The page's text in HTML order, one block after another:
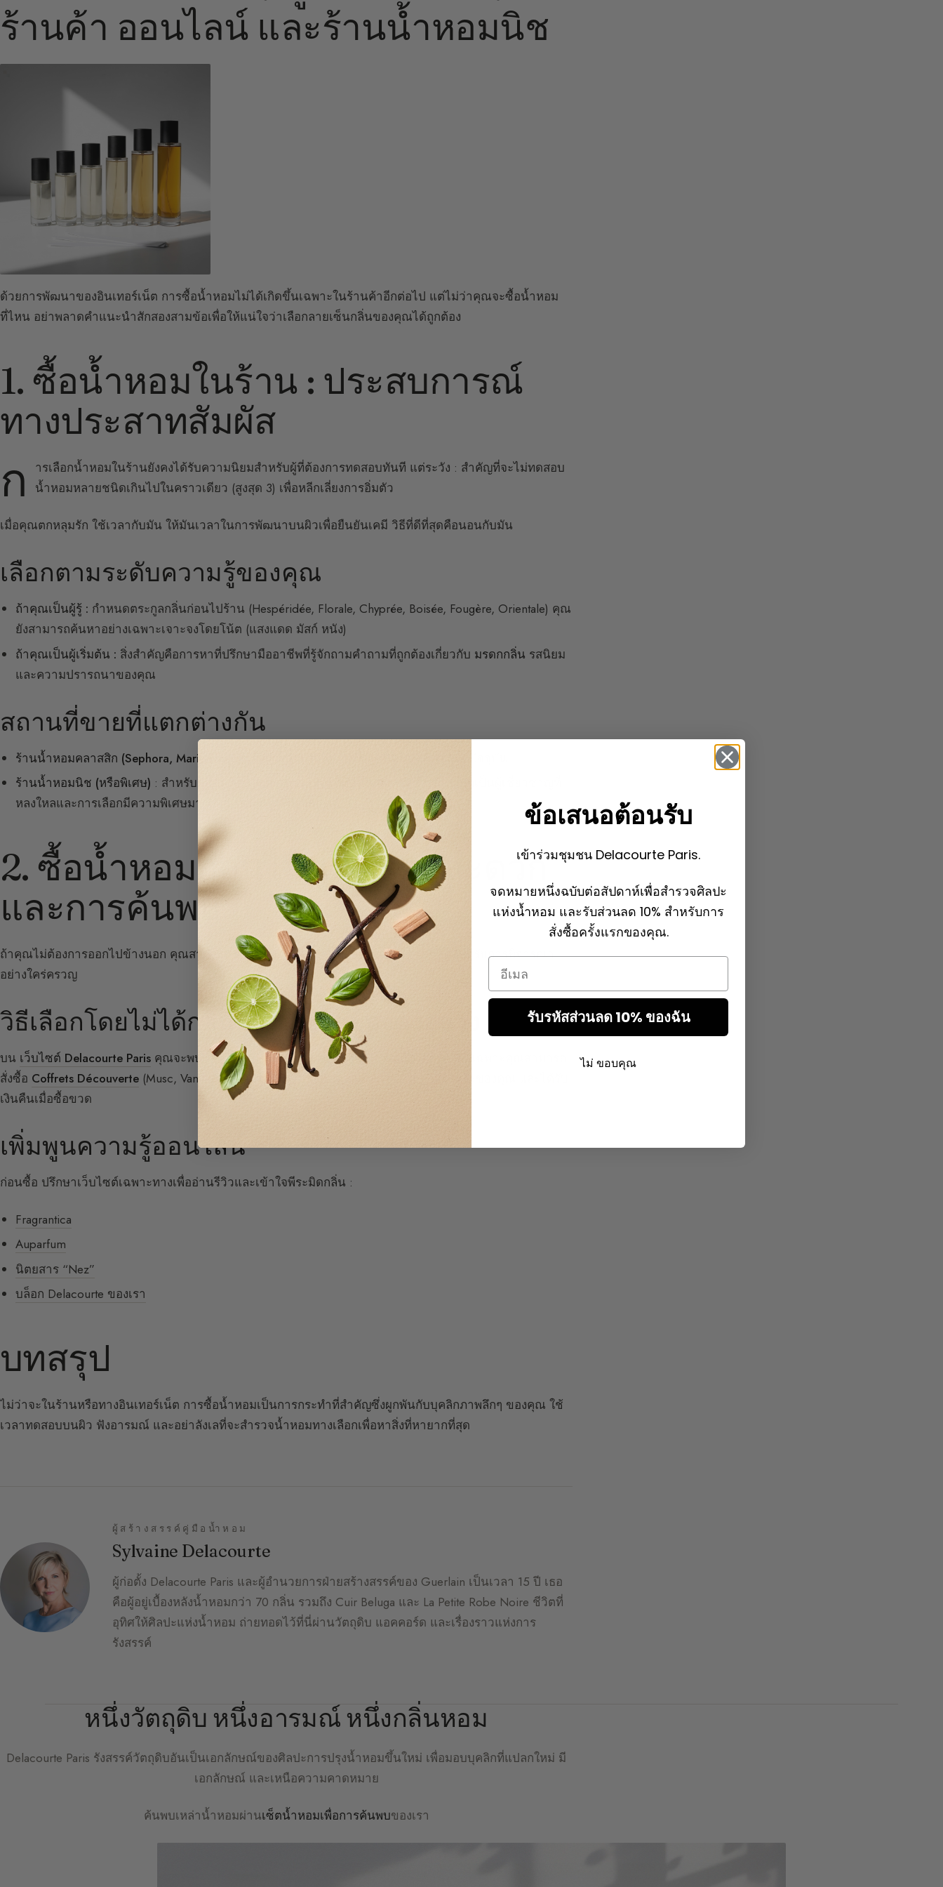
ร้านค้า ออนไลน์ และร้านน้ำหอมนิช
ด้วยการพัฒนาของอินเทอร์เน็ต การซื้อน้ำหอมไม่ได้เกิดขึ้นเฉพาะในร้านค้าอีกต่อไป แต่ไม่ว่าคุณจะซื้อน้ำหอม
ที่ไหน อย่าพลาดคำแนะนำสักสองสามข้อเพื่อให้แน่ใจว่าเลือกลายเซ็นกลิ่นของคุณได้ถูกต้อง
1. ซื้อน้ำหอมในร้าน : ประสบการณ์
ทางประสาทสัมผัส
ก
ารเลือกน้ำหอมในร้านยังคงได้รับความนิยมสำหรับผู้ที่ต้องการทดสอบทันที แต่ระวัง : สำคัญที่จะไม่ทดสอบ
น้ำหอมหลายชนิดเกินไปในคราวเดียว (สูงสุด 3) เพื่อหลีกเลี่ยงการอิ่มตัว
เมื่อคุณตกหลุมรัก ใช้เวลากับมัน ให้มันเวลาในการพัฒนาบนผิวเพื่อยืนยันเคมี วิธีที่ดีที่สุดคือนอนกับมัน
เลือกตามระดับความรู้ของคุณ
ถ้าคุณเป็นผู้รู้ : กำหนดตระกูลกลิ่นก่อนไปร้าน (Hespéridée, Florale, Chyprée, Boisée, Fougère, Orientale) คุณ
ยังสามารถค้นหาอย่างเฉพาะเจาะจงโดยโน้ต (แสงแดด มัสก์ หนัง)
ถ้าคุณเป็นผู้เริ่มต้น : สิ่งสำคัญคือการหาที่ปรึกษามืออาชีพที่รู้จักถามคำถามที่ถูกต้องเกี่ยวกับ มรดกกลิ่น รสนิยม
และความปรารถนาของคุณ
สถานที่ขายที่แตกต่างกัน
ร้านน้ำหอมคลาสสิก (Sephora, Marionnaud)
ร้านน้ำหอมนิช (หรือพิเศษ) : สำหรับผู้ที่ค้นหาน้ำหอมซิกเนเจอร์ที่เป็นเอกลักษณ์ ที่ปรึกษามักเป็นผู้เชี่ยวชาญที่
หลงใหลและการเลือกมีความพิเศษมากกว่า (
2. ซื้อน้ำหอมออนไลน์ : ความสะดวก
และการค้นพบ
ถ้าคุณไม่ต้องการออกไปข้างนอก คุณสามารถ ซื้อน้ำหอมออนไลน์นี่คือทางออกในอุดมคติสำหรับการพิจารณา
อย่างใคร่ครวญ
วิธีเลือกโดยไม่ได้กลิ่น ? ทางออกของตัวอย่าง
บน เว็บไซต์ Delacourte Paris คุณจะพบข้อมูลครบถ้วนและวิดีโอเกี่ยวกับน้ำหอมแต่ละตัว โดยเฉพาะคุณสามารถ
สั่งซื้อ Coffrets Découverte (Musc, Vanille, Fleur d’Oranger) เพื่อทดลองกลิ่นที่บ้าน ตามจังหวะของคุณ และได้รับ
เงินคืนเมื่อซื้อขวด
เพิ่มพูนความรู้ออนไลน์
ก่อนซื้อ ปรึกษาเว็บไซต์เฉพาะทางเพื่ออ่านรีวิวและเข้าใจพีระมิดกลิ่น :
Fragrantica
Auparfum
นิตยสาร “Nez”
บล็อก Delacourte ของเรา
บทสรุป
ไม่ว่าจะในร้านหรือทางอินเทอร์เน็ต การซื้อน้ำหอมเป็นการกระทำที่สำคัญซึ่งผูกพันกับบุคลิกภาพลึกๆ ของคุณ ใช้
เวลาทดสอบบนผิว ฟังอารมณ์ และอย่าลังเลที่จะสำรวจน้ำหอมทางเลือกเพื่อหาสิ่งที่หายากที่สุด
ผู้สร้างสรรค์คู่มือน้ำหอม
Sylvaine Delacourte
ผู้ก่อตั้ง Delacourte Paris และผู้อำนวยการฝ่ายสร้างสรรค์ของ Guerlain เป็นเวลา 15 ปี เธอ
คือผู้อยู่เบื้องหลังน้ำหอมกว่า 70 กลิ่น รวมถึง Cuir Beluga และ La Petite Robe Noire ชีวิตที่
อุทิศให้ศิลปะแห่งน้ำหอม ถ่ายทอดไว้ที่นี่ผ่านวัตถุดิบ แอคคอร์ด และเรื่องราวแห่งการ
รังสรรค์
หนึ่งวัตถุดิบ หนึ่งอารมณ์ หนึ่งกลิ่นหอม
Delacourte Paris รังสรรค์วัตถุดิบอันเป็นเอกลักษณ์ของศิลปะการปรุงน้ำหอมขึ้นใหม่ เพื่อมอบบุคลิกที่แปลกใหม่ มี
เอกลักษณ์ และเหนือความคาดหมาย
ค้นพบเหล่าน้ำหอมผ่านเซ็ตน้ำหอมเพื่อการค้นพบของเรา
ข้อเสนอต้อนรับ
เข้าร่วมชุมชน Delacourte Paris.
จดหมายหนึ่งฉบับต่อสัปดาห์เพื่อสำรวจศิลปะ
แห่งน้ำหอม และรับส่วนลด 10% สำหรับการ
สั่งซื้อครั้งแรกของคุณ.
Email
รับรหัสส่วนลด 10% ของฉัน
ไม่ ขอบคุณ